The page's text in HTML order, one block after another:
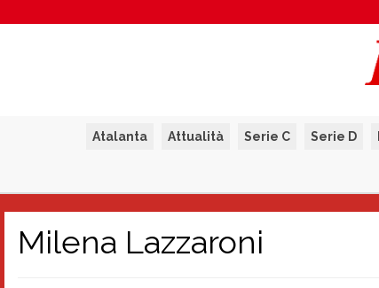
Atalanta Attualità Serie C Serie D
Milena Lazzaroni